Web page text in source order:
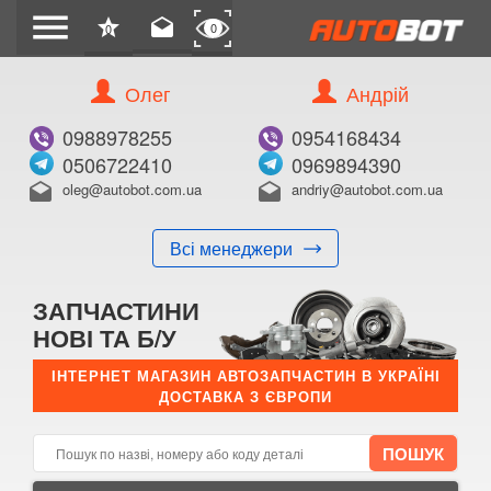
menu star
0 drafts 0
Олег
0988978255
0506722410
drafts oleg@autobot.com.ua
Всі менеджери
Андрій
0954168434
0969894390
drafts andriy@autobot.com.ua
ЗАПЧАСТИНИ
НОВІ ТА Б/У
ІНТЕРНЕТ МАГАЗИН АВТОЗАПЧАСТИН В УКРАЇНІ
ДОСТАВКА З ЄВРОПИ
КУПИТИ
Оригінальний номер:
Примітка:
E-mail:
Телефон: